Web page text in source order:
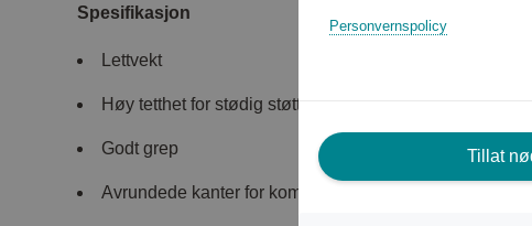
Spesifikasjon
Lettvekt
Høy tetthet for stødig støtte
Godt grep
Avrundede kanter for komfort
Personvernspolicy
Tillat